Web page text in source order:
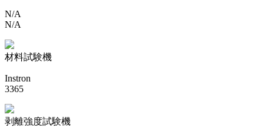
N/A
N/A
材料試験機
Instron
3365
剥離強度試験機